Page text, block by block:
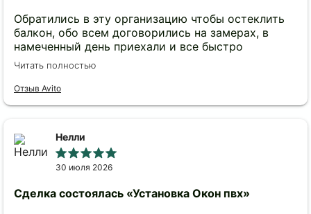
Обратились в эту организацию чтобы остеклить
балкон, обо всем договорились на замерах, в
намеченный день приехали и все быстро
установили. Цена адекватная, после установки не
установки, устранили в течение четырех рабочих
дней. Заказчиков после сдачи работы не бросают,
Читать полностью
Отзыв Avito
Нелли
30 июля 2026
Сделка состоялась «Установка Окон пвх»